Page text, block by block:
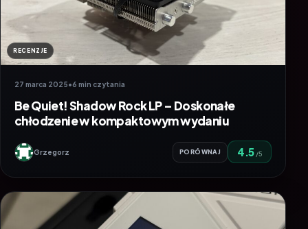
RECENZJE
27 marca 2025•6 min czytania
Be Quiet! Shadow Rock LP – Doskonałe
chłodzenie w kompaktowym wydaniu
Grzegorz PORÓWNAJ 4.5 /5